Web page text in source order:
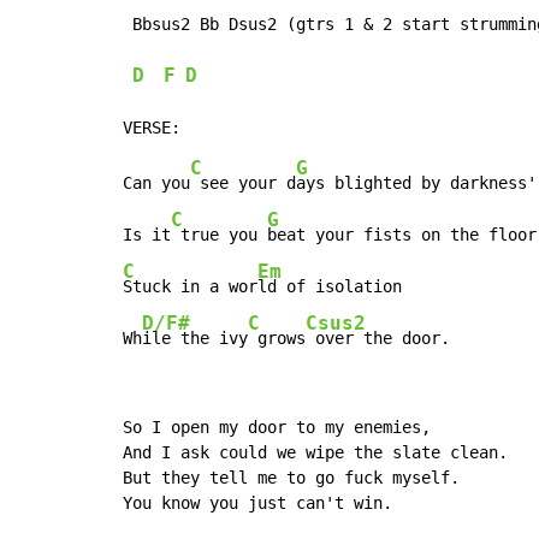
Bbsus2 Bb Dsus2 (gtrs 1 & 2 start
D F D
Can you
C
see your d
G
ays blighted by darkness'
Is it
C
true you
G
C
Stuck in a wor
Em
ld of isolation
Wh
D/F#
ile the ivy
C
grows
Csus2
over the door.
So I open my door to my enemies,
And I ask could we wipe the slate clean.
But they tell me to go fuck myself.
You know you just can't win.